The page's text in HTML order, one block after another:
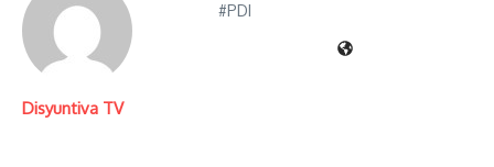
Disyuntiva TV
#PDI